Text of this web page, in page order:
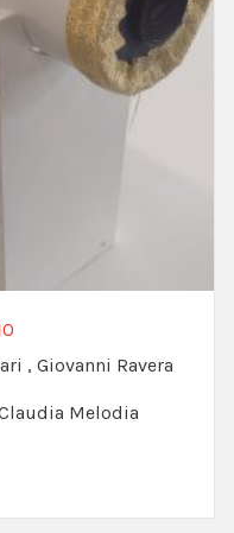
, Giovanni Ravera
Melodia